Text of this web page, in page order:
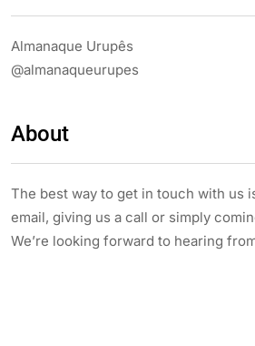
Almanaque Urupês
@almanaqueurupes
About
The best way to get in touch with us
email, giving us a call or simply
We’re looking forward to hearing